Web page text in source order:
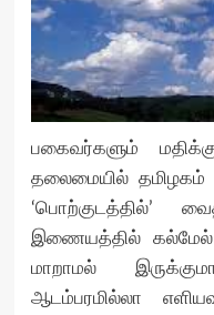
பகைவர்களும்
தலைமையில் தமிழகம்
‘பொற்குடத்தில்’
இணையத்தில் கல்மேல்
மாறாமல்
ஆடம்பரமில்லா